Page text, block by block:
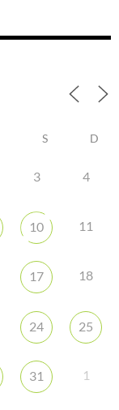
S D
3 4
10 11
17 18
24 25
31 1